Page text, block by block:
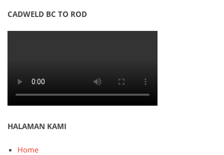
CADWELD BC TO ROD
HALAMAN KAMI
Home